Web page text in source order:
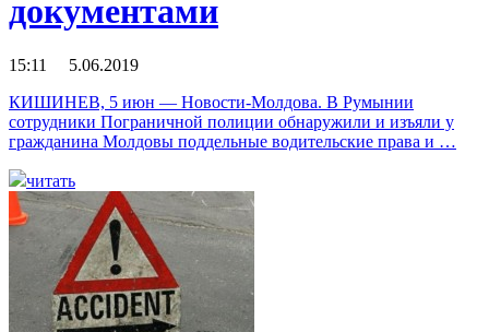
документами
15:11 5.06.2019
КИШИНЕВ, 5 июн — Новости-Молдова. В Румынии
сотрудники Пограничной полиции обнаружили и изъяли у
гражданина Молдовы поддельные водительские права и …
читать